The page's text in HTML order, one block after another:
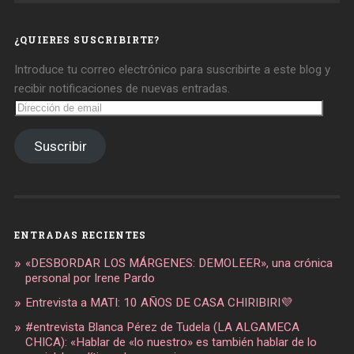
¿QUIERES SUSCRIBIRTE?
Introduce tu correo electrónico para suscribirte a este blog y
recibir notificaciones de nuevas entradas.
Dirección
de
Suscribir
ENTRADAS RECIENTES
«DESBORDAR LOS MÁRGENES: DEMOLEER», una crónica
personal por Irene Pardo
Entrevista a MATI: 10 AÑOS DE CASA CHIRIBIRI💜
#entrevista Blanca Pérez de Tudela (LA ALGAMECA
CHICA): «Hablar de «lo nuestro» es también hablar de lo